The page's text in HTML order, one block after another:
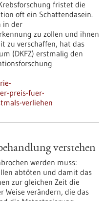
fristet die
oft ein Schattendasein.
in der
zu zollen und ihnen
zu verschaffen, hat das
(DKFZ) erstmalig den
preis-fuer-
verliehen
verstehen
werden muss:
abtöten und damit das
zur gleichen Zeit die
Weise verändern, die das